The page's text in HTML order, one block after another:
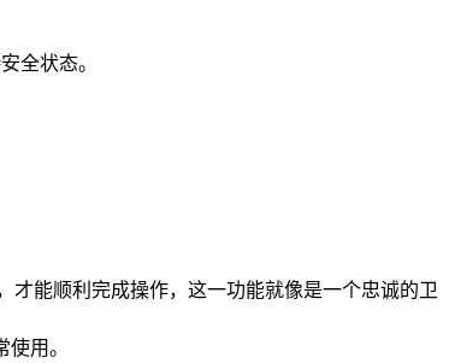
全状态。
能顺利完成操作，这一功能就像是一个忠诚的卫
用。